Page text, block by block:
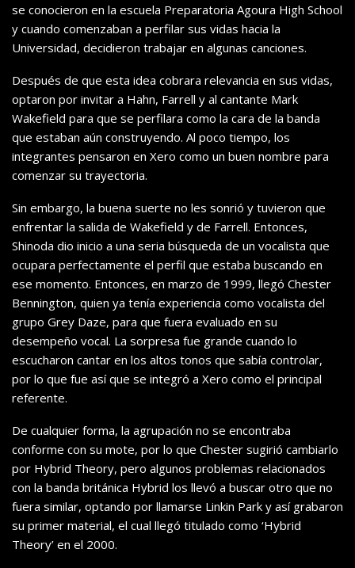
se conocieron en la escuela Preparatoria Agoura High School
y cuando comenzaban a perfilar sus vidas hacia la
Universidad, decidieron trabajar en algunas canciones.
Después de que esta idea cobrara relevancia en sus vidas,
optaron por invitar a Hahn, Farrell y al cantante Mark
Wakefield para que se perfilara como la cara de la banda
que estaban aún construyendo. Al poco tiempo, los
integrantes pensaron en Xero como un buen nombre para
comenzar su trayectoria.
Sin embargo, la buena suerte no les sonrió y tuvieron que
enfrentar la salida de Wakefield y de Farrell. Entonces,
Shinoda dio inicio a una seria búsqueda de un vocalista que
ocupara perfectamente el perfil que estaba buscando en
ese momento. Entonces, en marzo de 1999, llegó Chester
Bennington, quien ya tenía experiencia como vocalista del
grupo Grey Daze, para que fuera evaluado en su
desempeño vocal. La sorpresa fue grande cuando lo
escucharon cantar en los altos tonos que sabía controlar,
por lo que fue así que se integró a Xero como el principal
referente.
De cualquier forma, la agrupación no se encontraba
conforme con su mote, por lo que Chester sugirió cambiarlo
por Hybrid Theory, pero algunos problemas relacionados
con la banda británica Hybrid los llevó a buscar otro que no
fuera similar, optando por llamarse Linkin Park y así grabaron
su primer material, el cual llegó titulado como ‘Hybrid
Theory’ en el 2000.